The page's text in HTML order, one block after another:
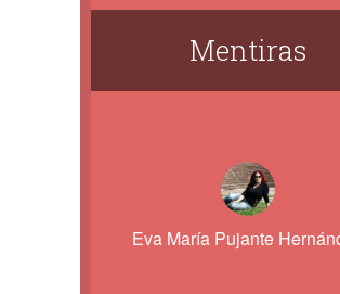
Mentiras
Eva María Pujante